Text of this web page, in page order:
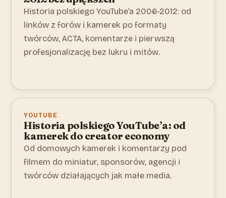
Historia polskiego YouTube’a 2006-2012: od
linków z forów i kamerek po formaty
twórców, ACTA, komentarze i pierwszą
profesjonalizację bez lukru i mitów.
YOUTUBE
Historia polskiego YouTube’a: od
kamerek do creator economy
Od domowych kamerek i komentarzy pod
filmem do miniatur, sponsorów, agencji i
twórców działających jak małe media.